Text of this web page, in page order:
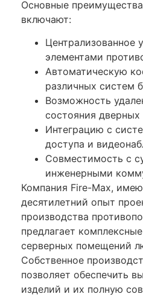
Основные
включают:
Централизованное
элементами
Автоматическую
различных систем
Возможность
состояния дверных
Интеграцию с
доступа и
Совместимость с
инженерными
Компания Fire-Max,
десятилетний опыт
производства
предлагает
серверных помещений
Собственное
позволяет обеспечить
изделий и их полную